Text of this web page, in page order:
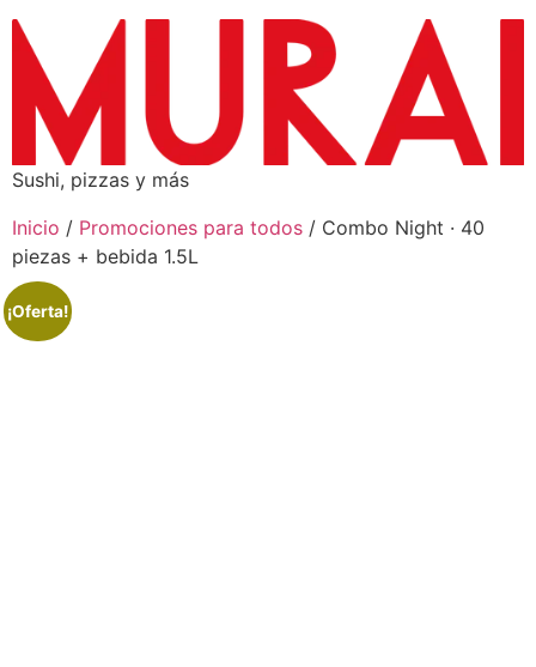
Sushi, pizzas y más
Inicio / Promociones para todos / Combo Night · 40
piezas + bebida 1.5L
¡Oferta!